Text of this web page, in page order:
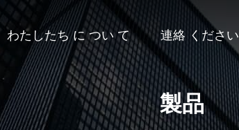
わたしたち に つい て 連絡 ください
製品